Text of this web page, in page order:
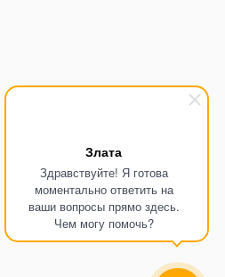
Злата
Здравствуйте! Я готова
моментально ответить на
ваши вопросы прямо здесь.
Чем могу помочь?